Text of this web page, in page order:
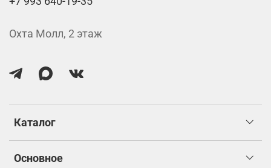
Каталог
Основное
Охта Молл, 2 этаж